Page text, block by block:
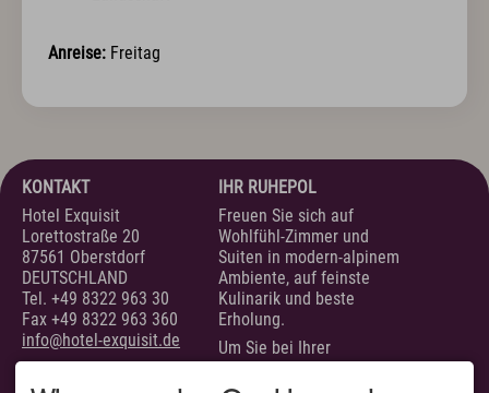
Kulinarischer Abend
Wellness & Spa
Philosophie
Übersichtsplan & Öffnungszeiten
Spa Bereich
Spa Anwendungen
Ruheoasen
Exquisit Garten
Anreise: Freitag
KONTAKT
Hotel Exquisit
Lorettostraße 20
87561 Oberstdorf
DEUTSCHLAND
Tel. +49 8322 963 30
Fax +49 8322 963 360
info@hotel-exquisit.de
IHR RUHEPOL
Freuen Sie sich auf
Wohlfühl-Zimmer und
Suiten in modern-alpinem
Ambiente, auf feinste
Kulinarik und beste
Erholung.
Um Sie bei Ihrer
Urlaubsplanung zu
unterstützen, sind wir